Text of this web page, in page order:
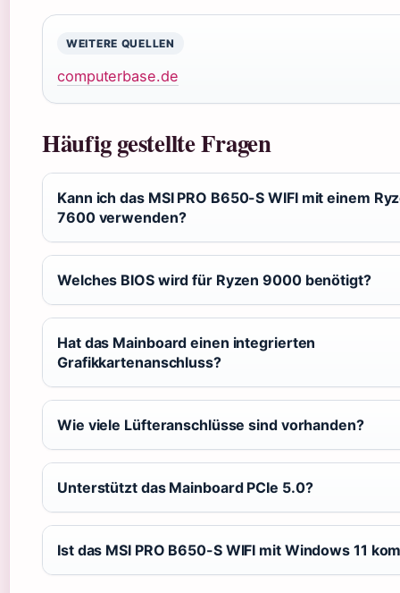
WEITERE QUELLEN
computerbase.de
Häufig gestellte Fragen
Kann ich das MSI PRO B650-S WIFI mit einem
7600 verwenden?
Welches BIOS wird für Ryzen 9000 benötigt?
Hat das Mainboard einen integrierten
Grafikkartenanschluss?
Wie viele Lüfteranschlüsse sind vorhanden?
Unterstützt das Mainboard PCIe 5.0?
Ist das MSI PRO B650-S WIFI mit Windows 11